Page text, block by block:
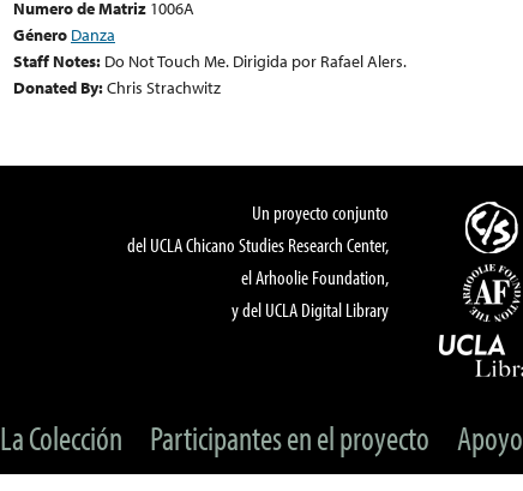
Numero de Matriz 1006A
Género Danza
Staff Notes: Do Not Touch Me. Dirigida por Rafael Alers.
Donated By:Chris Strachwitz
Un proyecto conjunto
del UCLA Chicano Studies Research Center,
el Arhoolie Foundation,
y del UCLA Digital Library
La Colección Participantes en el proyecto Apoyo